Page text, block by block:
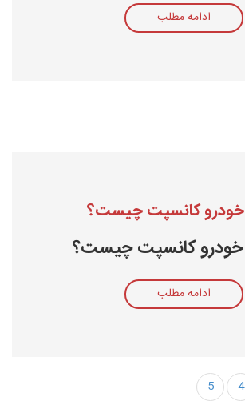
ادامه مطلب
خودرو کانسپت چیست؟
خودرو کانسپت چیست؟
ادامه مطلب
4
5